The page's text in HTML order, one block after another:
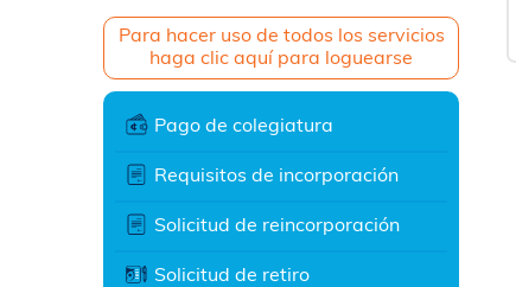
Para hacer uso de todos los servicios
haga clic aquí para loguearse
Pago de colegiatura
Requisitos de incorporación
Solicitud de reincorporación
Solicitud de retiro